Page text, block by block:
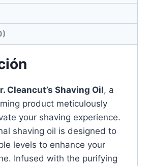
Cleancut’s Shaving Oil, a
product meticulously
your shaving experience.
shaving oil is designed to
levels to enhance your
Infused with the purifying